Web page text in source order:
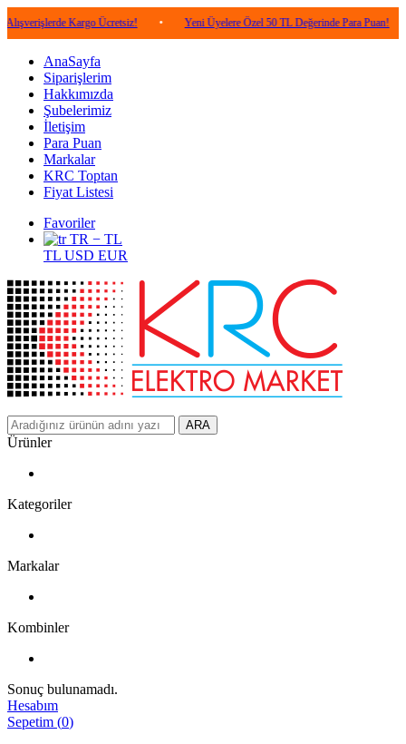
Kargo Ücretsiz! • Yeni Üyelere Özel 50 TL Değerinde Para Puan! •
AnaSayfa
Siparişlerim
Hakkımızda
Şubelerimiz
İletişim
Para Puan
Markalar
KRC Toptan
Fiyat Listesi
Favoriler
TR − TL
TL USD EUR
ARA
Ürünler
Kategoriler
Markalar
Kombinler
Sonuç bulunamadı.
Hesabım
Sepetim (0)